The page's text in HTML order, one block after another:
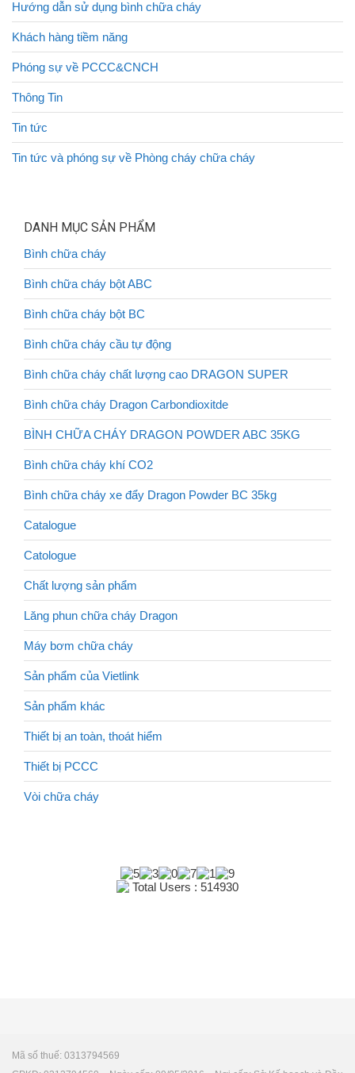
Hướng dẫn sử dụng bình chữa cháy
Khách hàng tiềm năng
Phóng sự về PCCC&CNCH
Thông Tin
Tin tức
Tin tức và phóng sự về Phòng cháy chữa cháy
DANH MỤC SẢN PHẨM
Bình chữa cháy
Bình chữa cháy bột ABC
Bình chữa cháy bột BC
Bình chữa cháy cầu tự động
Bình chữa cháy chất lượng cao DRAGON SUPER
Bình chữa cháy Dragon Carbondioxitde
BÌNH CHỮA CHÁY DRAGON POWDER ABC 35KG
Bình chữa cháy khí CO2
Bình chữa cháy xe đẩy Dragon Powder BC 35kg
Catalogue
Catologue
Chất lượng sản phẩm
Lăng phun chữa cháy Dragon
Máy bơm chữa cháy
Sản phẩm của Vietlink
Sản phẩm khác
Thiết bị an toàn, thoát hiểm
Thiết bị PCCC
Vòi chữa cháy
Total Users : 514930
Mã số thuế: 0313794569